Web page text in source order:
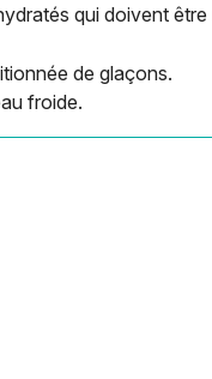
qui doivent
de glaçons.
froide.